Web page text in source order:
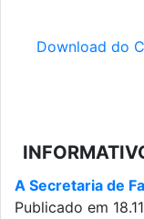
Download do
A Secretaria de
Publicado em